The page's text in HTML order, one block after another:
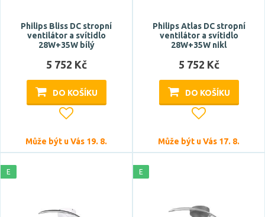
Philips Bliss DC stropní
ventilátor a svítidlo
28W+35W bílý
5 752 Kč
DO KOŠÍKU
Může být u Vás 19. 8.
Philips Atlas DC stropní
ventilátor a svítidlo
28W+35W nikl
5 752 Kč
DO KOŠÍKU
Může být u Vás 17. 8.
E E